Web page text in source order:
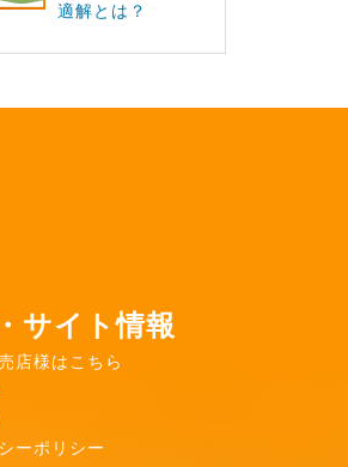
適解とは？
サイト情報
店様はこちら
ーポリシー